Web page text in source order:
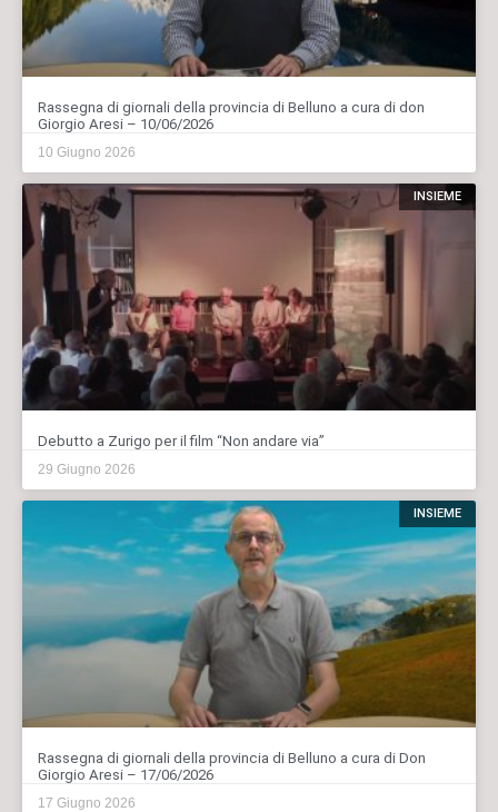
Rassegna di giornali della provincia di Belluno a cura di don
Giorgio Aresi – 10/06/2026
10 Giugno 2026
INSIEME
Debutto a Zurigo per il film “Non andare via”
29 Giugno 2026
INSIEME
Rassegna di giornali della provincia di Belluno a cura di Don
Giorgio Aresi – 17/06/2026
17 Giugno 2026